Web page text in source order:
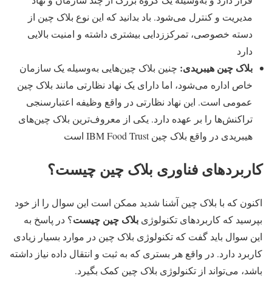
مدیریت و کنترل می‌شود. باد بدانید که این نوع بلاک چین از
دسته خصوصی، تمرکززدایی بیشتری داشته و امنیت بالایی
دارد
بلاک چین هیبریدی: چنین بلاک چین‌هایی به‌وسیله یک سازمان
خاص اداره می‌شود، اما دارای یک نهاد نظارتی مانند بلاک چین
عمومی است. این نهاد نظارتی در واقع وظیفه اعتبارسنجی
تراکنش‌ها را بر عهده دارد. یکی از معروف‌ترین بلاک چین‌های
هیبریدی در واقع بلاک چین IBM Food Trust است
کاربردهای فناوری بلاک چین چیست؟
اکنون که با بلاک چین آشنا شدید ممکن است این سوال را از خود
بپرسید که کاربردهای تکنولوژی بلاک چین چیست؟ در پاسخ به
این سوال باید گفت که تکنولوژی بلاک چین در موارد بسیار زیادی
کاربرد دارد. در واقع هر بستری که به ثبت و انتقال داده نیاز داشته
باشد، می‌تواند از تکنولوژی بلاک چین کمک بگیرد.